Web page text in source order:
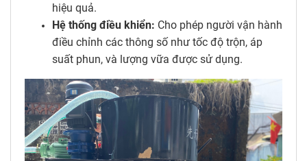
hiệu quả.
Hệ thống điều khiển: Cho phép người vận hành
điều chỉnh các thông số như tốc độ trộn, áp
suất phun, và lượng vữa được sử dụng.